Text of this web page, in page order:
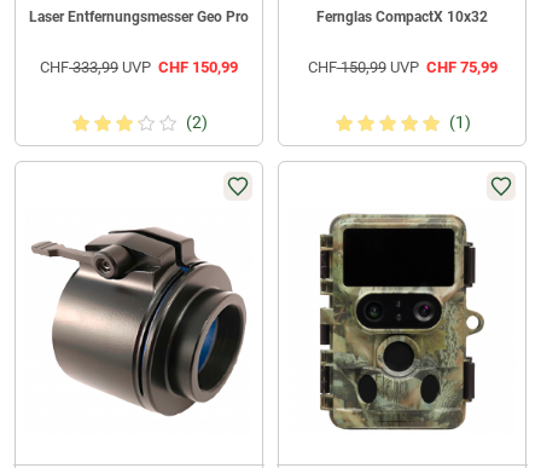
Laser Entfernungsmesser Geo Pro
CHF333,99 UVP CHF 150,99
(2)
Fernglas CompactX 10x32
CHF150,99UVP CHF75,99
(1)